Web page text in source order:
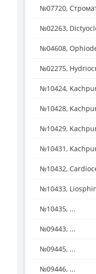
№07720,
№02263,
№04608,
№02275,
№10424,
№10428,
№10429,
№10431,
№10432,
№10433,
№10435, ...
№09443, ...
№09445, ...
№09446, ...